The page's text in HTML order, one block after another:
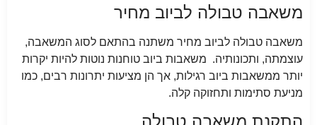
משאבה טבולה לביוב מחיר
משאבה טבולה לביוב מחיר משתנה בהתאם לסוג המשאבה,
עוצמתה, ותכונותיה. משאבות ביוב טוחנות נוטות להיות יקרות
יותר ממשאבות ביוב רגילות, אך הן מציעות יתרונות רבים, כמו
מניעת סתימות ותחזוקה קלה.